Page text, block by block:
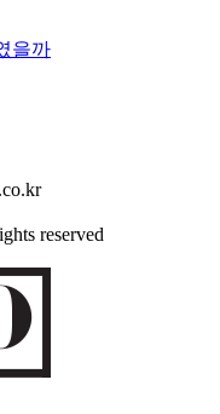
을까
reserved